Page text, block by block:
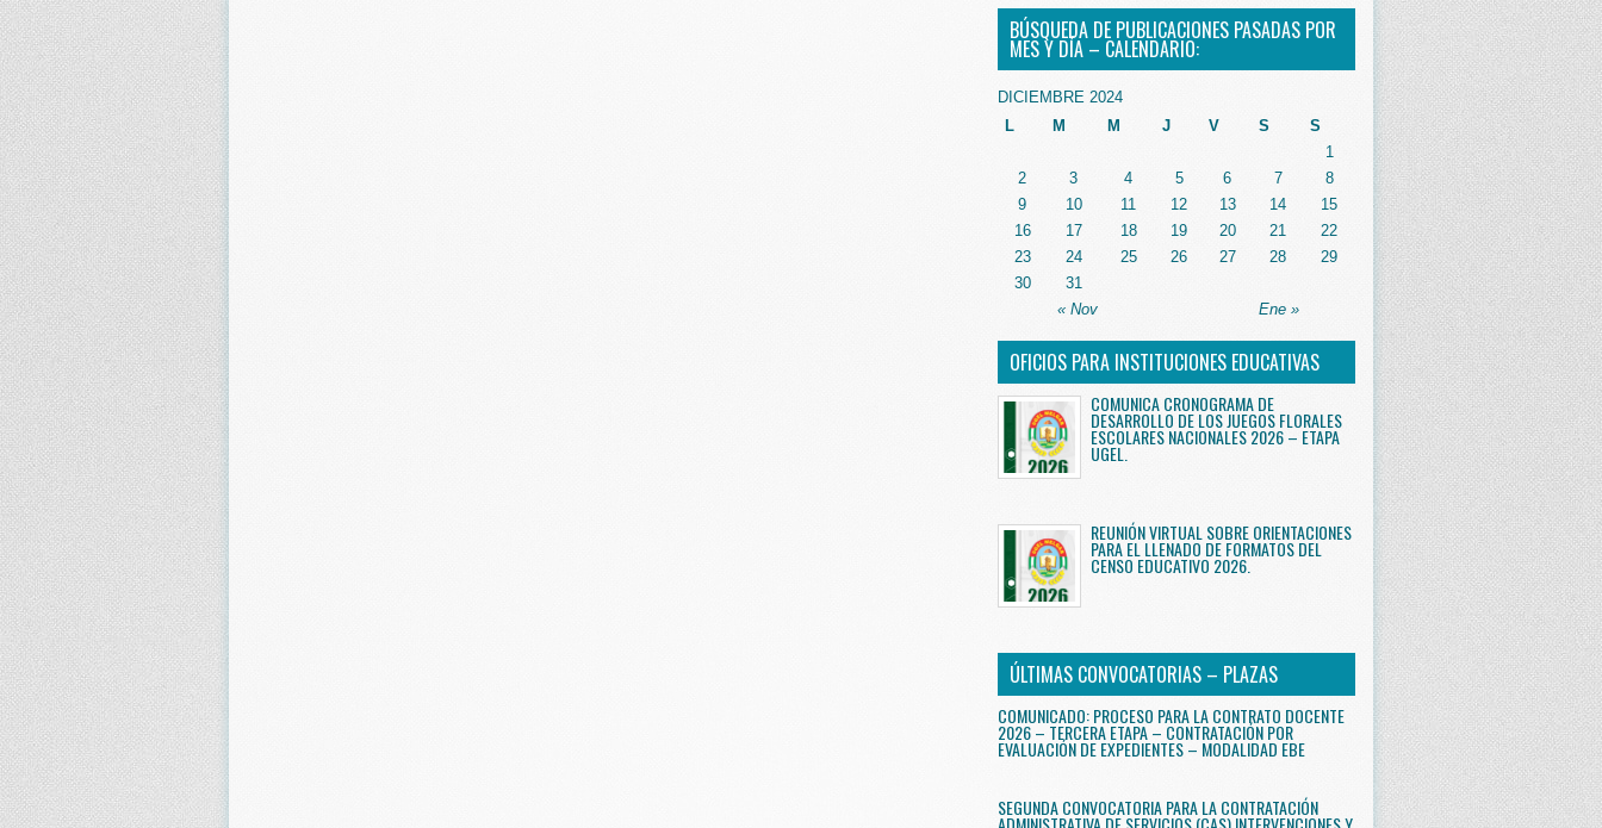
BÚSQUEDA DE PUBLICACIONES PASADAS POR
MES Y DÍA – CALENDARIO:
DICIEMBRE 2024
L
M M J V S S
« Nov Ene »
1
2
3 4 5 6 7
8
9
10 11 12 13 14
15
16
17 18 19 20 21
22
23
24 25 26 27 28
29
30
31
OFICIOS PARA INSTITUCIONES EDUCATIVAS
COMUNICA CRONOGRAMA DE
DESARROLLO DE LOS JUEGOS FLORALES
ESCOLARES NACIONALES 2026 – ETAPA
UGEL.
REUNIÓN VIRTUAL SOBRE ORIENTACIONES
PARA EL LLENADO DE FORMATOS DEL
CENSO EDUCATIVO 2026.
ÚLTIMAS CONVOCATORIAS – PLAZAS
COMUNICADO: PROCESO PARA LA CONTRATO DOCENTE
2026 – TERCERA ETAPA – CONTRATACIÓN POR
EVALUACIÓN DE EXPEDIENTES – MODALIDAD EBE
SEGUNDA CONVOCATORIA PARA LA CONTRATACIÓN